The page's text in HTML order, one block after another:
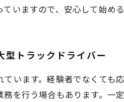
いますので、安心して始め
型トラックドライバー
います。経験者でなくて
を行う場合もあります。